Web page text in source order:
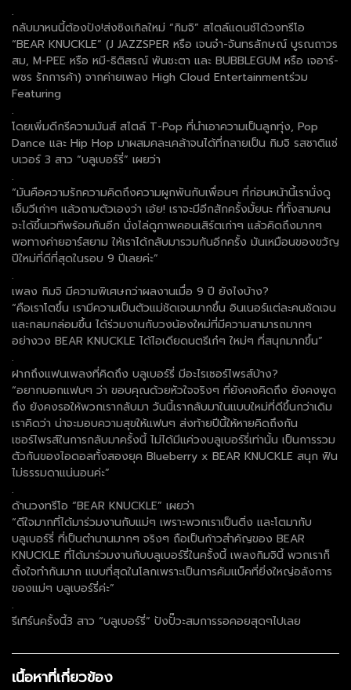
.
กลับมาหนนี้ต้องปัง!ส่งซิงเกิลใหม่ “กิมจิ” สไตล์แดนซ์ได้วงทรีโอ
“BEAR KNUCKLE” (J JAZZSPER หรือ เจนจ๋า-จันทรลักษณ์ บูรณถาวร
สม, M-PEE หรือ หมี-ธิติสรณ์ พันชะตา และ BUBBLEGUM หรือ เจอาร์-
พชร รักการค้า) จากค่ายเพลง High Cloud Entertainmentร่วม
Featuring
.
โดยเพิ่มดีกรีความมันส์ สไตล์ T-Pop ที่นำเอาความเป็นลูกทุ่ง, Pop
Dance และ Hip Hop มาผสมคละเคล้าจนได้ที่กลายเป็น กิมจิ รสชาติแซ่
บเวอร์ 3 สาว “บลูเบอร์รี่” เผยว่า
.
“มันคือความรักความคิดถึงความผูกพันกับเพื่อนๆ ที่ก่อนหน้านี้เรานั่งดู
เอ็มวีเก่าๆ แล้วถามตัวเองว่า เอ้ย! เราจะมีอีกสักครั้งมั้ยนะ ที่ทั้งสามคน
จะได้ขึ้นเวทีพร้อมกันอีก นั่งไล่ดูภาพคอนเสิร์ตเก่าๆ แล้วคิดถึงมากๆ
พอทางค่ายอาร์สยาม ให้เราได้กลับมารวมกันอีกครั้ง มันเหมือนของขวัญ
ปีใหม่ที่ดีที่สุดในรอบ 9 ปีเลยค่ะ”
.
เพลง กิมจิ มีความพิเศษกว่าผลงานเมื่อ 9 ปี ยังไงบ้าง?
“คือเราโตขึ้น เรามีความเป็นตัวแม่ชัดเจนมากขึ้น อินเนอร์แต่ละคนชัดเจน
และกลมกล่อมขึ้น ได้ร่วมงานกับวงน้องใหม่ที่มีความสามารถมากๆ
อย่างวง BEAR KNUCKLE ได้ไอเดียดนตรีเก๋ๆ ใหม่ๆ ที่สนุกมากขึ้น”
.
ฝากถึงแฟนเพลงที่คิดถึง บลูเบอร์รี่ มีอะไรเซอร์ไพรส์บ้าง?
“อยากบอกแฟนๆ ว่า ขอบคุณด้วยหัวใจจริงๆ ที่ยังคงคิดถึง ยังคงพูด
ถึง ยังคงรอให้พวกเรากลับมา วันนี้เรากลับมาในแบบใหม่ที่ดีขึ้นกว่าเดิม
เราคิดว่า น่าจะมอบความสุขให้แฟนๆ ส่งท้ายปีนี้ให้หายคิดถึงกัน
เซอร์ไพรส์ในการกลับมาครั้งนี้ ไม่ได้มีแค่วงบลูเบอร์รี่เท่านั้น เป็นการรวม
ตัวกันของไอดอลทั้งสองยุค Blueberry x BEAR KNUCKLE สนุก ฟิน
ไม่ธรรมดาแน่นอนค่ะ”
.
ด้านวงทรีโอ “BEAR KNUCKLE” เผยว่า
“ดีใจมากที่ได้มาร่วมงานกับแม่ๆ เพราะพวกเราเป็นติ่ง และโตมากับ
บลูเบอร์รี่ ที่เป็นตำนานมากๆ จริงๆ ถือเป็นก้าวสำคัญของ BEAR
KNUCKLE ที่ได้มาร่วมงานกับบลูเบอร์รี่ในครั้งนี้ เพลงกิมจินี้ พวกเราก็
ตั้งใจทำกันมาก แบบที่สุดในโลกเพราะเป็นการคัมแบ็คที่ยิ่งใหญ่อลังการ
ของแม่ๆ บลูเบอร์รี่ค่ะ”
.
รีเทิร์นครั้งนี้3 สาว “บลูเบอร์รี่” ปังปั๊วะสมการรอคอยสุดๆไปเลย
เนื้อหาที่เกี่ยวข้อง